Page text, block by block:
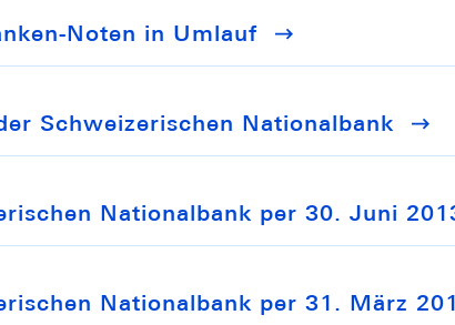
Noten in Umlauf
Schweizerischen Nationalbank
Nationalbank per 30. Juni
Nationalbank per 31. März